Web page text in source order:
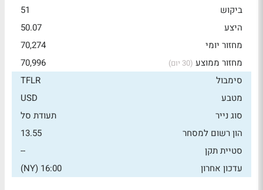
ביקוש
51
היצע
50.07
מחזור יומי
70,274
מחזור ממוצע (30 יום)
70,996
סימבול
TFLR
מטבע
USD
סוג נייר
תעודת סל
הון רשום למסחר
13.55
סטיית תקן
--
עדכון אחרון
16:00 (NY)